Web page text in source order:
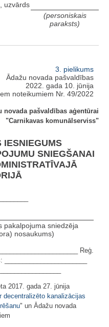
uzvārds
(personiskais
paraksts)
3. pielikums
Ādažu novada pašvaldības
2022. gada 10. jūnija
noteikumiem Nr. 49/2022
novada pašvaldības aģentūrai
"Carnikavas komunālserviss"
IESNIEGUMS
SNIEGŠANAI
pakalpojuma sniedzēja
nosaukums)
Reģ.
2017. gada 27. jūnija
decentralizēto kanalizācijas
" un Ādažu novada